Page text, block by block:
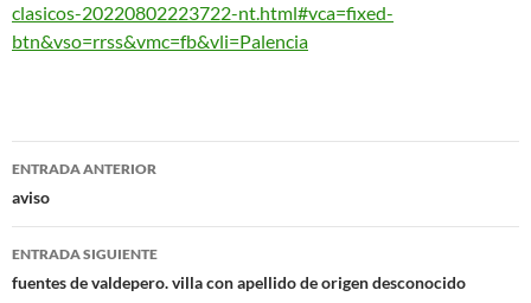
clasicos-20220802223722-nt.html#vca=fixed-
btn&vso=rrss&vmc=fb&vli=Palencia
Navegación
de
entradas
ENTRADA ANTERIOR
aviso
ENTRADA SIGUIENTE
fuentes de valdepero. villa con apellido de origen desconocido